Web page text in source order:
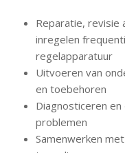
Reparatie, revisie
inregelen
regelapparatuur
Uitvoeren van
en toebehoren
Diagnosticeren
problemen
Samenwerken